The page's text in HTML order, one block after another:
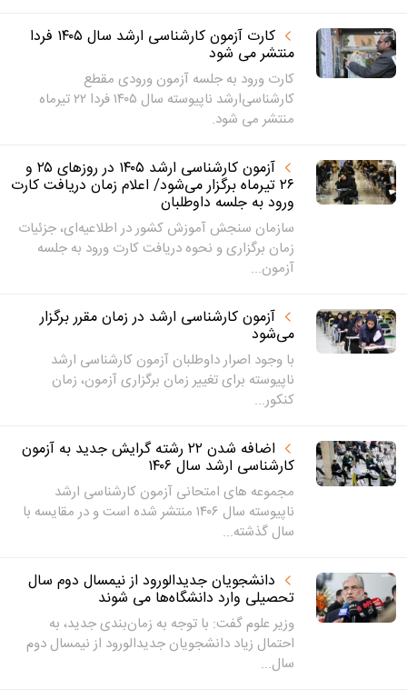
کارت آزمون کارشناسی ارشد سال ۱۴۰۵ فردا
منتشر می شود
کارت ورود به جلسه آزمون‌ ورودی مقطع
کارشناسی‌ارشد ناپیوسته‌ سال‌ ۱۴۰۵ فردا ۲۲ تیرماه
منتشر می شود.
آزمون کارشناسی ارشد ۱۴۰۵ در روزهای ۲۵ و
۲۶ تیرماه برگزار می‌شود/ اعلام زمان دریافت کارت
ورود به جلسه داوطلبان
سازمان سنجش آموزش کشور در اطلاعیه‌ای، جزئیات
زمان برگزاری و نحوه دریافت کارت ورود به جلسه
آزمون...
آزمون کارشناسی ارشد در زمان مقرر برگزار
می‌شود
با وجود اصرار داوطلبان آزمون کارشناسی ارشد
ناپیوسته برای تغییر زمان برگزاری آزمون، زمان
کنکور...
اضافه شدن ۲۲ رشته گرایش جدید به آزمون
کارشناسی ارشد سال ۱۴۰۶
مجموعه های امتحانی آزمون کارشناسی ارشد
ناپیوسته سال ۱۴۰۶ منتشر شده است و در مقایسه با
سال گذشته...
دانشجویان جدیدالورود از نیمسال دوم سال
تحصیلی وارد دانشگاه‌ها می شوند
وزیر علوم گفت: با توجه به زمان‌بندی جدید، به
احتمال زیاد دانشجویان جدیدالورود از نیمسال دوم
سال...